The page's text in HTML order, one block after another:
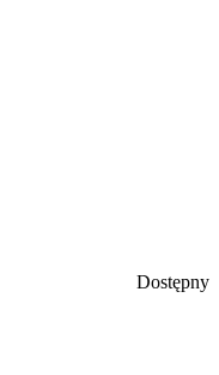
Dostępny